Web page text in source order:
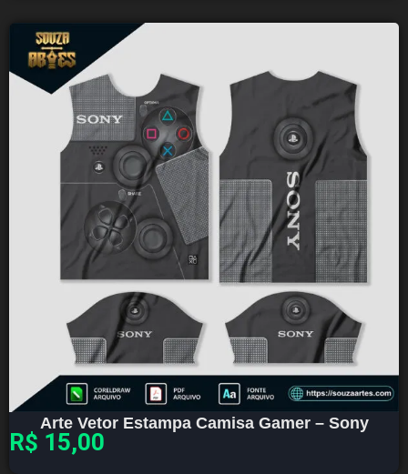
Arte Vetor Estampa Camisa Gamer – Sony
R$ 15,00